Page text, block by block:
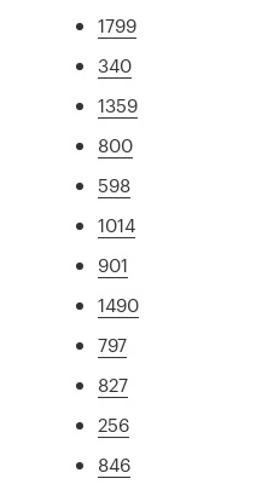
1799
340
1359
800
598
1014
901
1490
797
827
256
846